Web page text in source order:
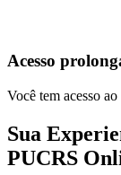
Acesso
Você tem acesso
Sua
PUCRS